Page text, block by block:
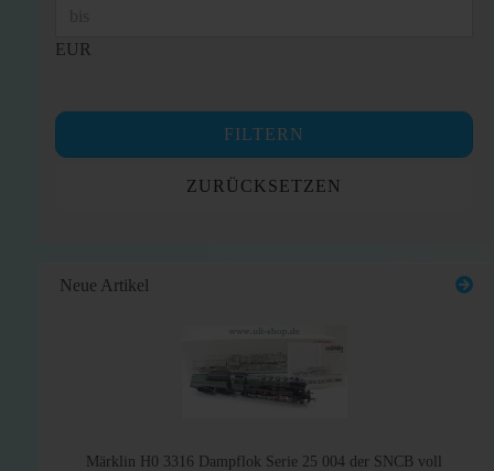
EUR
FILTERN
ZURÜCKSETZEN
Neue Artikel
Märklin H0 3316 Dampflok Serie 25 004 der SNCB voll